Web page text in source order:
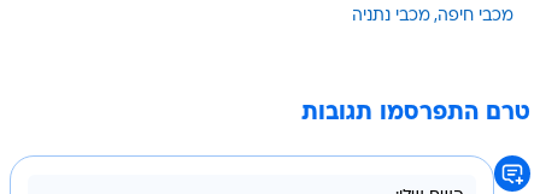
מכבי חיפה מכבי נתניה
טרם התפרסמו תגובות